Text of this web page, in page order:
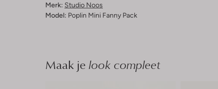
Merk: Studio Noos
Model: Poplin Mini Fanny Pack
Maak je look compleet